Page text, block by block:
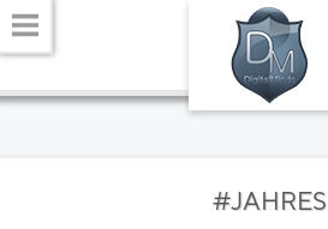
#JAHRES